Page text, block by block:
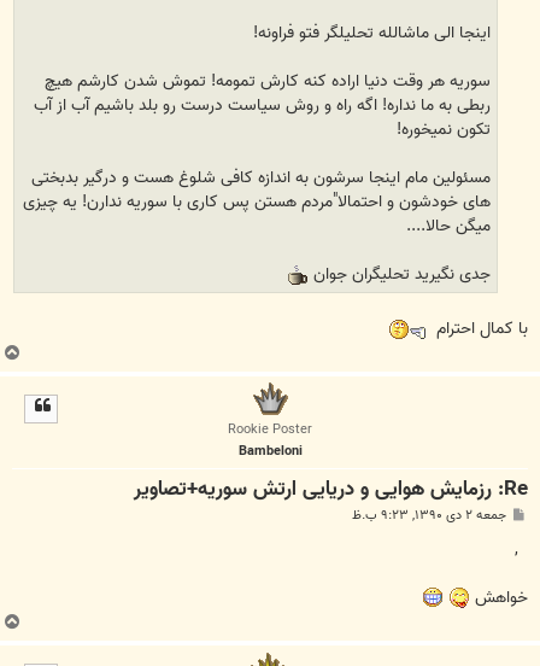
اینجا الی ماشالله تحلیلگر فتو فراونه!
سوریه هر وقت دنیا اراده کنه کارش تمومه! تموش شدن کارشم هیچ
ربطی به ما نداره! اگه راه و روش سیاست درست رو بلد باشیم آب از آب
تکون نمیخوره!
مسئولین مام اینجا سرشون به اندازه کافی شلوغ هست و درگیر بدبختی
های خودشون و احتمالا"مردم هستن پس کاری با سوریه ندارن! یه چیزی
میگن حالا....
جدی نگیرید تحلیگران جوان
با کمال احترام
Rookie Poster
Bambeloni
Re: رزمایش هوایی و دریایی ارتش سوریه+تصاویر
جمعه ۲ دی ۱۳۹۰, ۹:۲۳ ب.ظ
,
خواهش